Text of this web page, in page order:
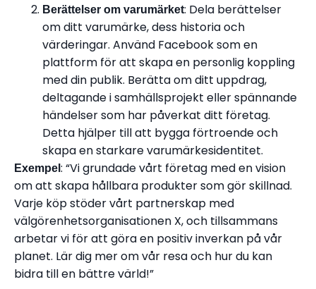
Berättelser om varumärket: Dela berättelser
om ditt varumärke, dess historia och
värderingar. Använd Facebook som en
plattform för att skapa en personlig koppling
med din publik. Berätta om ditt uppdrag,
deltagande i samhällsprojekt eller spännande
händelser som har påverkat ditt företag.
Detta hjälper till att bygga förtroende och
skapa en starkare varumärkesidentitet.
Exempel : “Vi grundade vårt företag med en vision
om att skapa hållbara produkter som gör skillnad.
Varje köp stöder vårt partnerskap med
välgörenhetsorganisationen X, och tillsammans
arbetar vi för att göra en positiv inverkan på vår
planet. Lär dig mer om vår resa och hur du kan
bidra till en bättre värld!”